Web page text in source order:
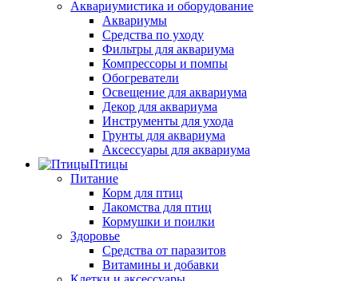
Аквариумистика и оборудование
Аквариумы
Средства по уходу
Фильтры для аквариума
Компрессоры и помпы
Обогреватели
Освещение для аквариума
Декор для аквариума
Инструменты для ухода
Грунты для аквариума
Аксессуары для аквариума
Птицы
Питание
Корм для птиц
Лакомства для птиц
Кормушки и поилки
Здоровье
Средства от паразитов
Витамины и добавки